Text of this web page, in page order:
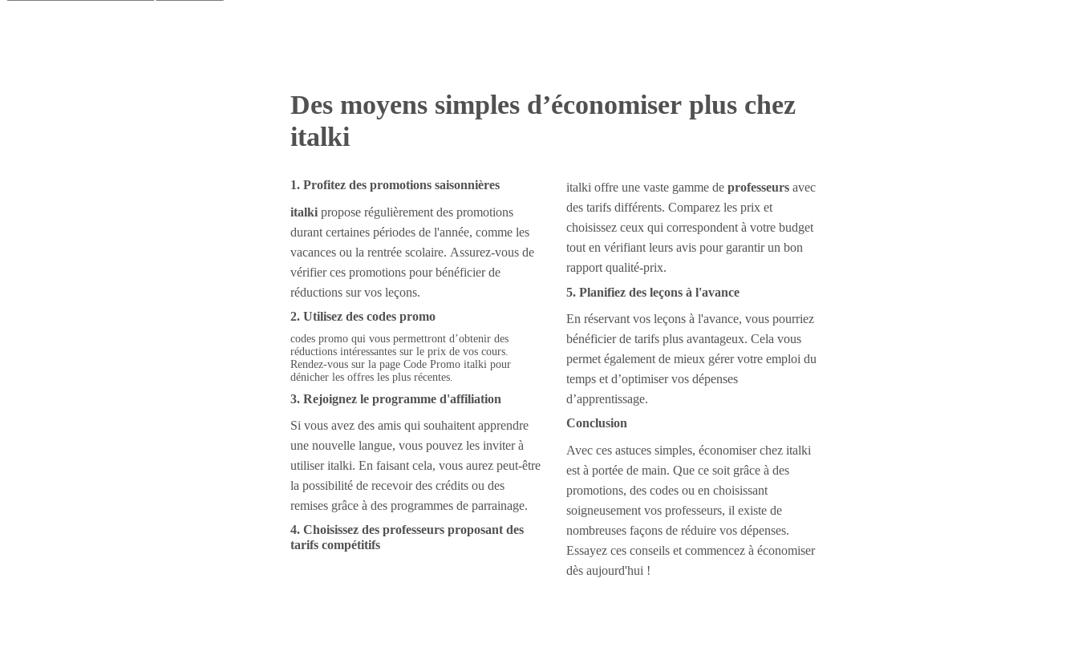
Des moyens simples d’économiser plus chez
italki
1. Profitez des promotions saisonnières
italki propose régulièrement des promotions
durant certaines périodes de l'année, comme les
vacances ou la rentrée scolaire. Assurez-vous de
vérifier ces promotions pour bénéficier de
réductions sur vos leçons.
2. Utilisez des codes promo
codes promo qui vous permettront d’obtenir des
réductions intéressantes sur le prix de vos cours.
Rendez-vous sur la page Code Promo italki pour
dénicher les offres les plus récentes.
3. Rejoignez le programme d'affiliation
Si vous avez des amis qui souhaitent apprendre
une nouvelle langue, vous pouvez les inviter à
utiliser italki. En faisant cela, vous aurez peut-être
la possibilité de recevoir des crédits ou des
remises grâce à des programmes de parrainage.
4. Choisissez des professeurs proposant des
tarifs compétitifs
italki offre une vaste gamme de professeurs avec
des tarifs différents. Comparez les prix et
choisissez ceux qui correspondent à votre budget
tout en vérifiant leurs avis pour garantir un bon
rapport qualité-prix.
5. Planifiez des leçons à l'avance
En réservant vos leçons à l'avance, vous pourriez
bénéficier de tarifs plus avantageux. Cela vous
permet également de mieux gérer votre emploi du
temps et d’optimiser vos dépenses
d’apprentissage.
Conclusion
Avec ces astuces simples, économiser chez italki
est à portée de main. Que ce soit grâce à des
promotions, des codes ou en choisissant
soigneusement vos professeurs, il existe de
nombreuses façons de réduire vos dépenses.
Essayez ces conseils et commencez à économiser
dès aujourd'hui !